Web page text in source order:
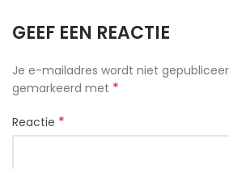
GEEF EEN REACTIE
Je e-mailadres wordt niet
gemarkeerd met *
Reactie *